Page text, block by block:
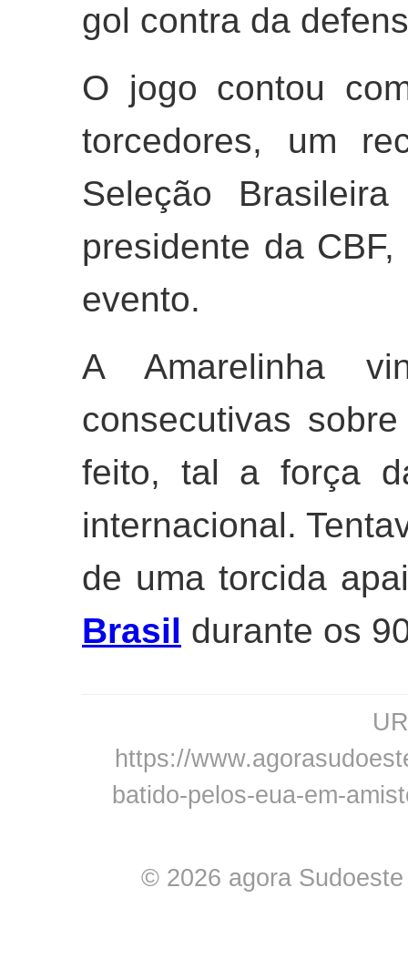
gol contra da
O jogo contou
torcedores, um
Seleção
presidente da
evento.
A Amarelinha
consecutivas
feito, tal a força
internacional.
de uma torcida
Brasil durante os
https://
batido-pelos-eua-em-
© 2026 agora